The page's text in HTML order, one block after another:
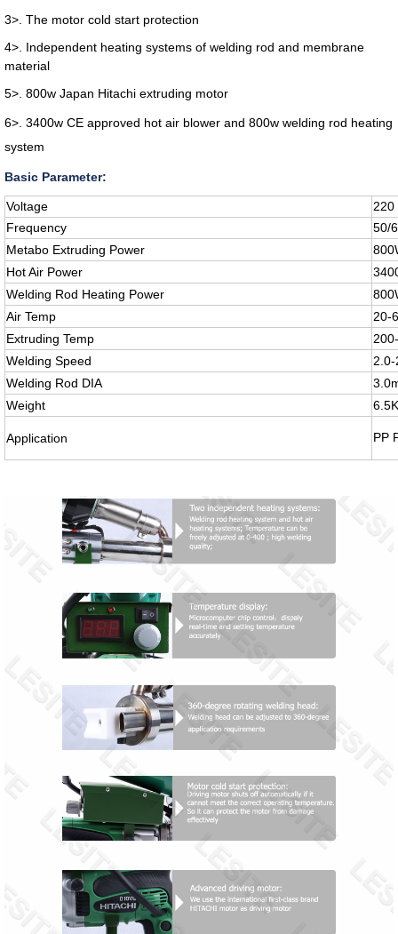
3>. The motor cold start protection
4>. Independent heating systems of welding rod and membrane
material
5>. 800w Japan Hitachi extruding motor
6>. 3400w CE approved hot air blower and 800w welding rod heating
system
Basic Parameter:
Voltage
220
Frequency
50/
Metabo Extruding Power
Hot Air Power
Welding Rod Heating Power
Air Temp
20-
Extruding Temp
Welding Speed
Welding Rod DIA
Weight
Application PP